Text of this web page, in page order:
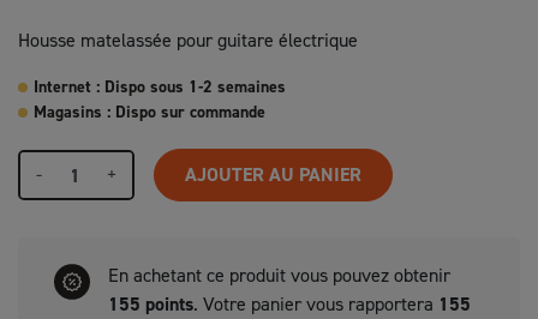
Housse matelassée pour guitare électrique
Internet : Dispo sous 1-2 semaines
Magasins : Dispo sur commande
- + AJOUTER AU PANIER
En achetant ce produit vous pouvez obtenir
155 points. Votre panier vous rapportera 155